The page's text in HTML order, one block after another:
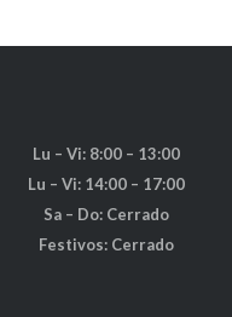
Lu – Vi: 8:00 – 13:00
Lu – Vi: 14:00 – 17:00
Sa – Do: Cerrado
Festivos: Cerrado